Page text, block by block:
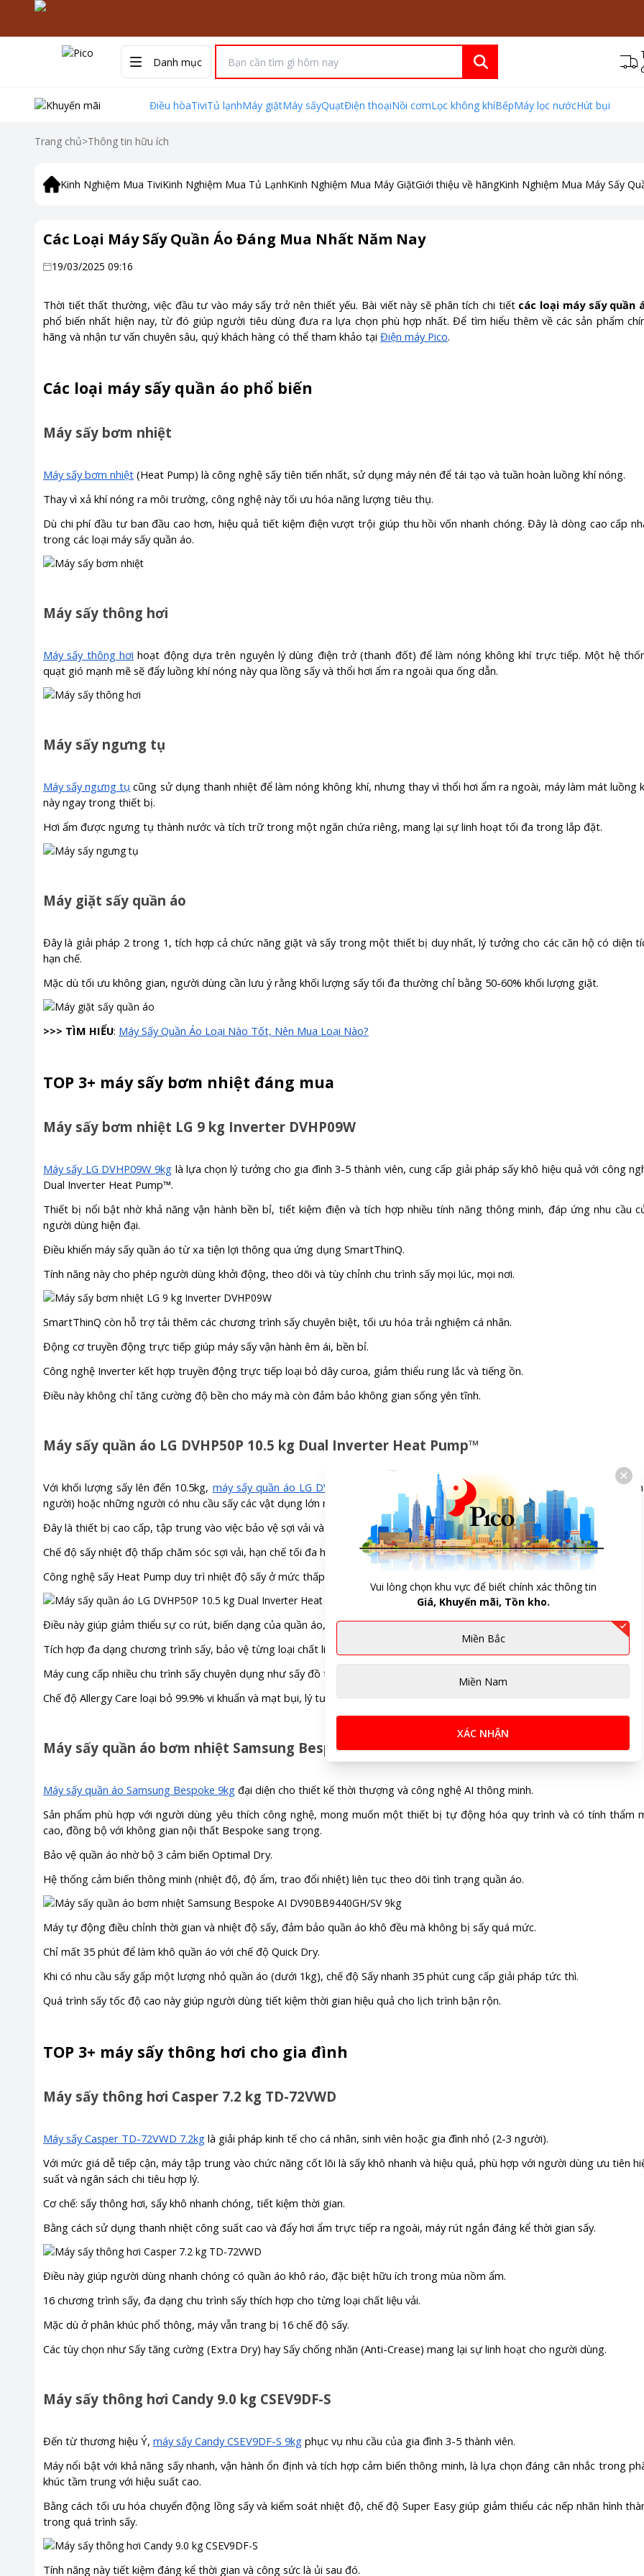
Danh mục
Điều hòaTiviTủ lạnhMáy giặtMáy sấyQuạtĐiện thoạiNồi cơmLọc không khíBếpMáy lọc nướcHút bụi
Trang chủ>Thông tin hữu ích
Kinh Nghiệm Mua TiviKinh Nghiệm Mua Tủ LạnhKinh Nghiệm Mua Máy GiặtGiới thiệu về hãngKinh Nghiệm Mua Máy Sấy
Các Loại Máy Sấy Quần Áo Đáng Mua Nhất Năm Nay
19/03/2025 09:16
Thời tiết thất thường, việc đầu tư vào máy sấy trở nên thiết yếu. Bài viết này sẽ phân tích chi tiết các loại máy sấy quần
phổ biến nhất hiện nay, từ đó giúp người tiêu dùng đưa ra lựa chọn phù hợp nhất. Để tìm hiểu thêm về các sản phẩm
hãng và nhận tư vấn chuyên sâu, quý khách hàng có thể tham khảo tại Điện máy Pico.
Các loại máy sấy quần áo phổ biến
Máy sấy bơm nhiệt
Máy sấy bơm nhiệt (Heat Pump) là công nghệ sấy tiên tiến nhất, sử dụng máy nén để tái tạo và tuần hoàn luồng khí nóng.
Thay vì xả khí nóng ra môi trường, công nghệ này tối ưu hóa năng lượng tiêu thụ.
Dù chi phí đầu tư ban đầu cao hơn, hiệu quả tiết kiệm điện vượt trội giúp thu hồi vốn nhanh chóng. Đây là dòng cao cấp
trong các loại máy sấy quần áo.
Máy sấy thông hơi
Máy sấy thông hơi hoạt động dựa trên nguyên lý dùng điện trở (thanh đốt) để làm nóng không khí trực tiếp. Một hệ
quạt gió mạnh mẽ sẽ đẩy luồng khí nóng này qua lồng sấy và thổi hơi ẩm ra ngoài qua ống dẫn.
Máy sấy ngưng tụ
Máy sấy ngưng tụ cũng sử dụng thanh nhiệt để làm nóng không khí, nhưng thay vì thổi hơi ẩm ra ngoài, máy làm mát luồng
này ngay trong thiết bị.
Hơi ẩm được ngưng tụ thành nước và tích trữ trong một ngăn chứa riêng, mang lại sự linh hoạt tối đa trong lắp đặt.
Máy giặt sấy quần áo
Đây là giải pháp 2 trong 1, tích hợp cả chức năng giặt và sấy trong một thiết bị duy nhất, lý tưởng cho các căn hộ có diện
hạn chế.
Mặc dù tối ưu không gian, người dùng cần lưu ý rằng khối lượng sấy tối đa thường chỉ bằng 50-60% khối lượng giặt.
>>> TÌM HIỂU: Máy Sấy Quần Áo Loại Nào Tốt, Nên Mua Loại Nào?
TOP 3+ máy sấy bơm nhiệt đáng mua
Máy sấy bơm nhiệt LG 9 kg Inverter DVHP09W
Máy sấy LG DVHP09W 9kg là lựa chọn lý tưởng cho gia đình 3-5 thành viên, cung cấp giải pháp sấy khô hiệu quả với công
Dual Inverter Heat Pump™.
Thiết bị nổi bật nhờ khả năng vận hành bền bỉ, tiết kiệm điện và tích hợp nhiều tính năng thông minh, đáp ứng nhu cầu
người dùng hiện đại.
Điều khiển máy sấy quần áo từ xa tiện lợi thông qua ứng dụng SmartThinQ.
Tính năng này cho phép người dùng khởi động, theo dõi và tùy chỉnh chu trình sấy mọi lúc, mọi nơi.
SmartThinQ còn hỗ trợ tải thêm các chương trình sấy chuyên biệt, tối ưu hóa trải nghiệm cá nhân.
Động cơ truyền động trực tiếp giúp máy sấy vận hành êm ái, bền bỉ.
Công nghệ Inverter kết hợp truyền động trực tiếp loại bỏ dây curoa, giảm thiểu rung lắc và tiếng ồn.
Điều này không chỉ tăng cường độ bền cho máy mà còn đảm bảo không gian sống yên tĩnh.
Máy sấy quần áo LG DVHP50P 10.5 kg Dual Inverter Heat Pump™
Với khối lượng sấy lên đến 10.5kg, máy sấy quần áo LG DVHP50P
là giải pháp hoàn hảo cho gia đình đông thành viên
người) hoặc những người có nhu cầu sấy các vật dụng lớn như chăn mền.
Đây là thiết bị cao cấp, tập trung vào việc bảo vệ sợi vải và sự tiện lợi tối đa cho người dùng.
Chế độ sấy nhiệt độ thấp chăm sóc sợi vải, hạn chế tối đa hư hỏng.
Công nghệ sấy Heat Pump duy trì nhiệt độ sấy ở mức thấp và ổn định.
Điều này giúp giảm thiểu sự co rút, biến dạng của quần áo, bảo vệ an toàn cho cả những chất liệu nhạy cảm như lụa hoặc len.
Tích hợp đa dạng chương trình sấy, bảo vệ từng loại chất liệu quần áo.
Máy cung cấp nhiều chu trình sấy chuyên dụng như sấy đồ thể thao, sấy nhanh, sấy ngừa dị ứng (Allergy Care).
Chế độ Allergy Care loại bỏ 99.9% vi khuẩn và mạt bụi, lý tưởng cho gia đình có trẻ nhỏ.
Máy sấy quần áo bơm nhiệt Samsung Bespoke AI DV90BB9440GH/SV 9kg
Máy sấy quần áo Samsung Bespoke 9kg đại diện cho thiết kế thời thượng và công nghệ AI thông minh.
Sản phẩm phù hợp với người dùng yêu thích công nghệ, mong muốn một thiết bị tự động hóa quy trình và có tính thẩm
cao, đồng bộ với không gian nội thất Bespoke sang trọng.
Bảo vệ quần áo nhờ bộ 3 cảm biến Optimal Dry.
Hệ thống cảm biến thông minh (nhiệt độ, độ ẩm, trao đổi nhiệt) liên tục theo dõi tình trạng quần áo.
Máy tự động điều chỉnh thời gian và nhiệt độ sấy, đảm bảo quần áo khô đều mà không bị sấy quá mức.
Chỉ mất 35 phút để làm khô quần áo với chế độ Quick Dry.
Khi có nhu cầu sấy gấp một lượng nhỏ quần áo (dưới 1kg), chế độ Sấy nhanh 35 phút cung cấp giải pháp tức thì.
Quá trình sấy tốc độ cao này giúp người dùng tiết kiệm thời gian hiệu quả cho lịch trình bận rộn.
TOP 3+ máy sấy thông hơi cho gia đình
Máy sấy thông hơi Casper 7.2 kg TD-72VWD
Máy sấy Casper TD-72VWD 7.2kg là giải pháp kinh tế cho cá nhân, sinh viên hoặc gia đình nhỏ (2-3 người).
Với mức giá dễ tiếp cận, máy tập trung vào chức năng cốt lõi là sấy khô nhanh và hiệu quả, phù hợp với người dùng ưu tiên
suất và ngân sách chi tiêu hợp lý.
Cơ chế: sấy thông hơi, sấy khô nhanh chóng, tiết kiệm thời gian.
Bằng cách sử dụng thanh nhiệt công suất cao và đẩy hơi ẩm trực tiếp ra ngoài, máy rút ngắn đáng kể thời gian sấy.
Điều này giúp người dùng nhanh chóng có quần áo khô ráo, đặc biệt hữu ích trong mùa nồm ẩm.
16 chương trình sấy, đa dạng chu trình sấy thích hợp cho từng loại chất liệu vải.
Mặc dù ở phân khúc phổ thông, máy vẫn trang bị 16 chế độ sấy.
Các tùy chọn như Sấy tăng cường (Extra Dry) hay Sấy chống nhăn (Anti-Crease) mang lại sự linh hoạt cho người dùng.
Máy sấy thông hơi Candy 9.0 kg CSEV9DF-S
Đến từ thương hiệu Ý, máy sấy Candy CSEV9DF-S 9kg phục vụ nhu cầu của gia đình 3-5 thành viên.
Máy nổi bật với khả năng sấy nhanh, vận hành ổn định và tích hợp cảm biến thông minh, là lựa chọn đáng cân nhắc trong
khúc tầm trung với hiệu suất cao.
Bằng cách tối ưu hóa chuyển động lồng sấy và kiểm soát nhiệt độ, chế độ Super Easy giúp giảm thiểu các nếp nhăn hình
trong quá trình sấy.
Tính năng này tiết kiệm đáng kể thời gian và công sức là ủi sau đó.
Vui lòng chọn khu vực để biết chính xác thông tin
Giá, Khuyến mãi, Tồn kho.
Miền Bắc
Miền Nam
XÁC NHẬN